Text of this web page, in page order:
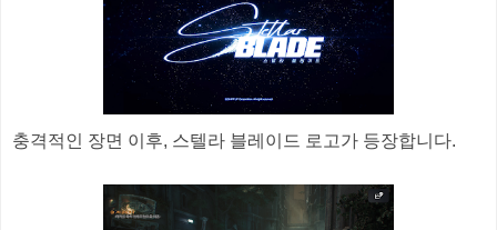
충격적인 장면 이후, 스텔라 블레이드 로고가 등장합니다.